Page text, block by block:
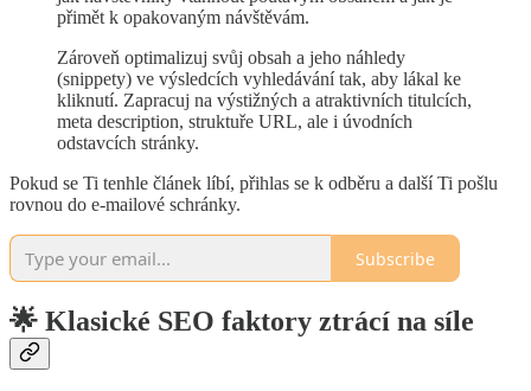
přimět k opakovaným návštěvám.
Zároveň optimalizuj svůj obsah a jeho náhledy
(snippety) ve výsledcích vyhledávání tak, aby lákal ke
kliknutí. Zapracuj na výstižných a atraktivních titulcích,
meta description, struktuře URL, ale i úvodních
odstavcích stránky.
Pokud se Ti tenhle článek líbí, přihlas se k odběru a další Ti pošlu
rovnou do e-mailové schránky.
Subscribe
🌟 Klasické SEO faktory ztrácí na síle